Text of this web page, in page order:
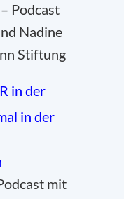
– Podcast
Nadine
Stiftung
in der
in der
mit